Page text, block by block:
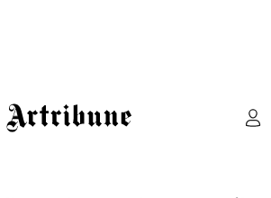
Artribune